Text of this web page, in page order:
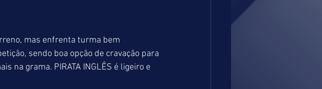
mas enfrenta turma bem
sendo boa opção de cravação para
na grama. PIRATA INGLÊS é ligeiro e